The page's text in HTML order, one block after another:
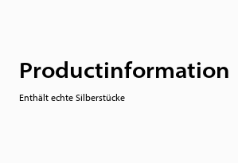
Productinformation
Enthält echte Silberstücke